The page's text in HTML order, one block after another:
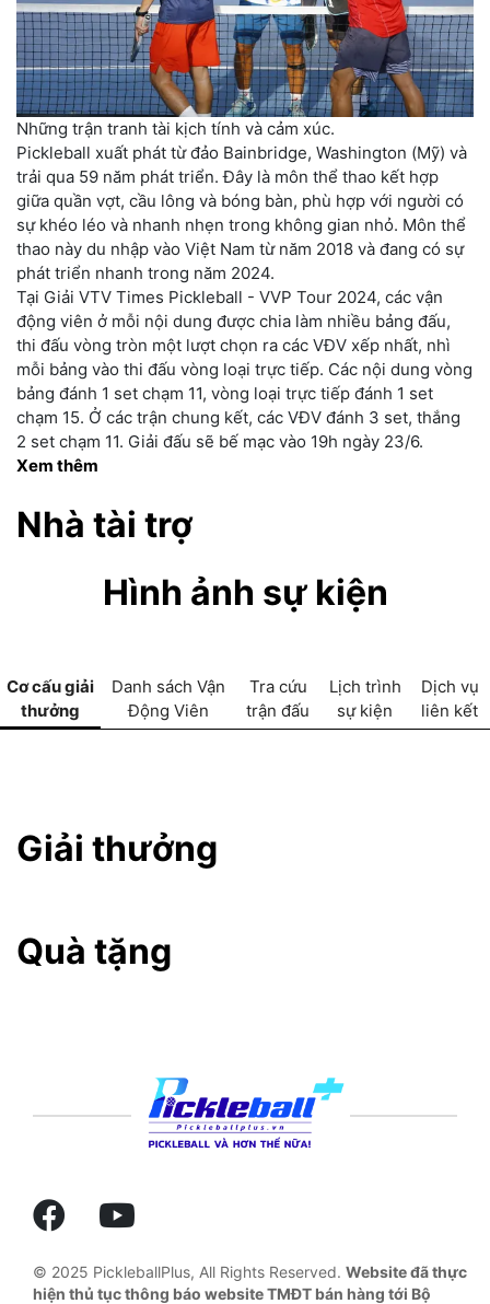
Những trận tranh tài kịch tính và cảm xúc.
Pickleball xuất phát từ đảo Bainbridge, Washington (Mỹ) và
trải qua 59 năm phát triển. Đây là môn thể thao kết hợp
giữa quần vợt, cầu lông và bóng bàn, phù hợp với người có
sự khéo léo và nhanh nhẹn trong không gian nhỏ. Môn thể
thao này du nhập vào Việt Nam từ năm 2018 và đang có sự
phát triển nhanh trong năm 2024.
Tại Giải VTV Times Pickleball - VVP Tour 2024, các vận
động viên ở mỗi nội dung được chia làm nhiều bảng đấu,
thi đấu vòng tròn một lượt chọn ra các VĐV xếp nhất, nhì
mỗi bảng vào thi đấu vòng loại trực tiếp. Các nội dung vòng
bảng đánh 1 set chạm 11, vòng loại trực tiếp đánh 1 set
chạm 15. Ở các trận chung kết, các VĐV đánh 3 set, thắng
2 set chạm 11. Giải đấu sẽ bế mạc vào 19h ngày 23/6.
Xem thêm
Nhà tài trợ
Hình ảnh sự kiện
Cơ cấu giải
thưởng
Danh sách Vận
Động Viên
Tra cứu
trận đấu
Lịch trình
sự kiện
Dịch vụ
liên kết
Giải thưởng
Quà tặng
© 2025 PickleballPlus, All Rights Reserved. Website đã thực
hiện thủ tục thông báo website TMĐT bán hàng tới Bộ